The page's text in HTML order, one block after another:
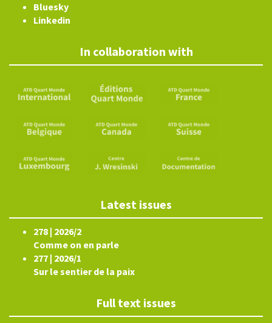
Bluesky
Linkedin
In collaboration with
Latest issues
278 | 2026/2
Comme on en parle
277 | 2026/1
Sur le sentier de la paix
Full text issues